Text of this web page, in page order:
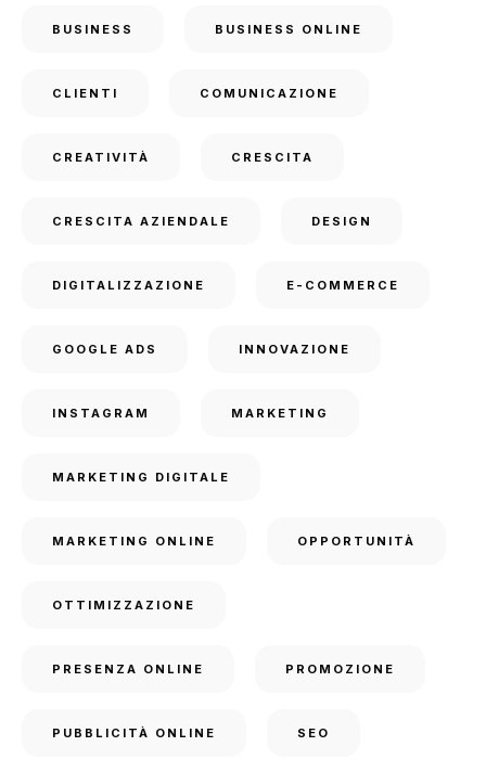
BUSINESS BUSINESS ONLINE
CLIENTI COMUNICAZIONE
CREATIVITÀ CRESCITA
CRESCITA AZIENDALE DESIGN
DIGITALIZZAZIONE E-COMMERCE
GOOGLE ADS INNOVAZIONE
INSTAGRAM MARKETING
MARKETING DIGITALE
MARKETING ONLINE OPPORTUNITÀ
OTTIMIZZAZIONE
PRESENZA ONLINE PROMOZIONE
PUBBLICITÀ ONLINE SEO